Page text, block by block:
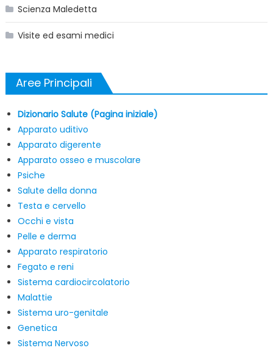
Scienza Maledetta
Visite ed esami medici
Aree Principali
Dizionario Salute (Pagina iniziale)
Apparato uditivo
Apparato digerente
Apparato osseo e muscolare
Psiche
Salute della donna
Testa e cervello
Occhi e vista
Pelle e derma
Apparato respiratorio
Fegato e reni
Sistema cardiocircolatorio
Malattie
Sistema uro-genitale
Genetica
Sistema Nervoso